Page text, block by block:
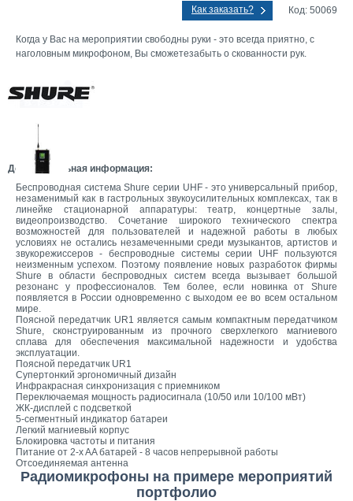
Как заказать? Код: 50069
Когда у Вас на мероприятии свободны руки - это всегда приятно, с
наголовным микрофоном, Вы сможетезабыть о скованности рук.
Дополнительная информация:
Беспроводная система Shure серии UHF - это универсальный прибор,
незаменимый как в гастрольных звукоусилительных комплексах, так в
линейке стационарной аппаратуры: театр, концертные залы,
видеопроизводство. Сочетание широкого технического спектра
возможностей для пользователей и надежной работы в любых
условиях не остались незамеченными среди музыкантов, артистов и
звукорежиссеров - беспроводные системы серии UHF пользуются
неизменным успехом. Поэтому появление новых разработок фирмы
Shure в области беспроводных систем всегда вызывает большой
резонанс у профессионалов. Тем более, если новинка от Shure
появляется в России одновременно с выходом ее во всем остальном
мире.
Поясной передатчик UR1 является самым компактным передатчиком
Shure, сконструированным из прочного сверхлегкого магниевого
сплава для обеспечения максимальной надежности и удобства
эксплуатации.
Поясной передатчик UR1
Супертонкий эргономичный дизайн
Инфракрасная синхронизация с приемником
Переключаемая мощность радиосигнала (10/50 или 10/100 мВт)
ЖК-дисплей с подсветкой
5-сегментный индикатор батареи
Легкий магниевый корпус
Блокировка частоты и питания
Питание от 2-x AA батарей - 8 часов непрерывной работы
Отсоединяемая антенна
Радиомикрофоны на примере мероприятий
портфолио